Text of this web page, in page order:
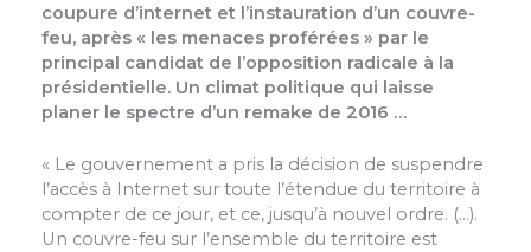
coupure d’internet et l’instauration d’un couvre-
feu, après « les menaces proférées » par le
principal candidat de l’opposition radicale à la
présidentielle. Un climat politique qui laisse
planer le spectre d’un remake de 2016 …
« Le gouvernement a pris la décision de suspendre
l’accès à Internet sur toute l’étendue du territoire à
compter de ce jour, et ce, jusqu’à nouvel ordre. (…).
Un couvre-feu sur l’ensemble du territoire est